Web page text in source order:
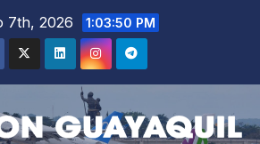
7th, 2026 1:03:50 PM